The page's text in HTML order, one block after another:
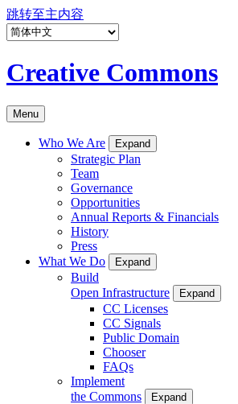
跳转至主内容
Creative Commons
Menu
Who We Are Expand
Strategic Plan
Team
Governance
Opportunities
Annual Reports & Financials
History
Press
What We Do
Expand
Build
Open Infrastructure
Expand
CC Licenses
CC Signals
Public Domain
Chooser
FAQs
Implement
the Commons
Expand